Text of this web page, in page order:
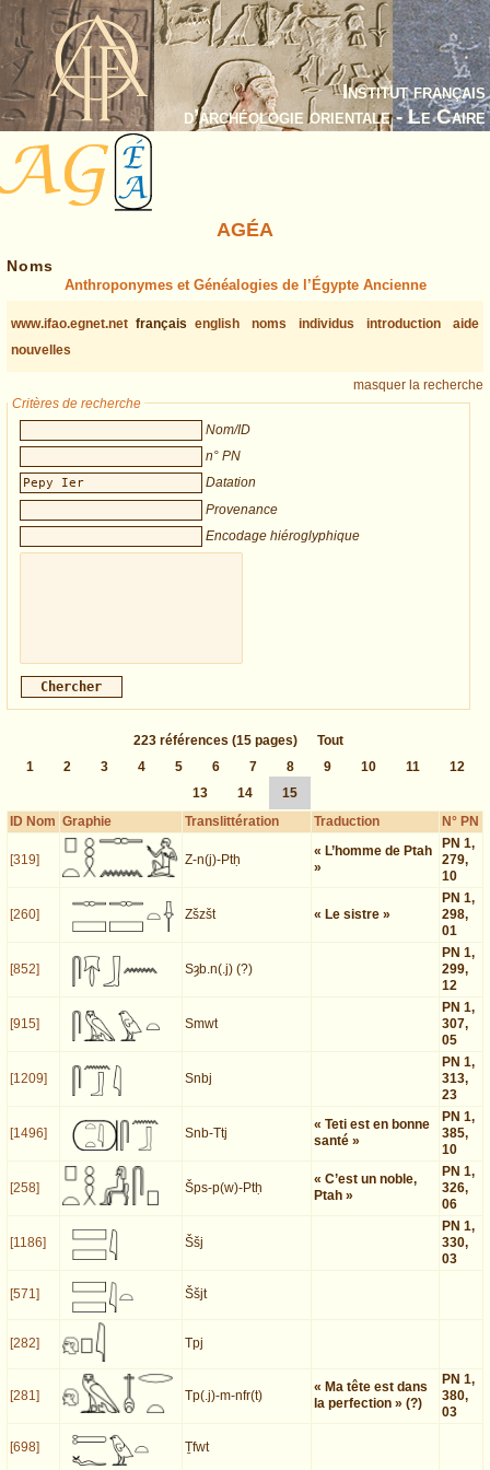
Institut français
d’archéologie orientale - Le Caire
AGÉA
Noms
Anthroponymes et Généalogies de l’Égypte Ancienne
www.ifao.egnet.net français english noms individus introduction
aide
nouvelles
masquer la recherche
Critères de recherche
Nom/ID
n° PN
Datation
Provenance
Encodage hiéroglyphique
223 références (15 pages)
Tout
1
2 3 4 5 6 7 8 9 10 11
12
13
14
15
ID Nom Graphie Translittération Traduction N° PN
[319] Z-n(j)-Ptḥ
« L’homme de Ptah
»
PN 1,
279,
10
[260] Zšzšt « Le sistre »
PN 1,
298,
01
[852] Sȝb.n(.j) (?)
PN 1,
299,
12
[915] Smwt
PN 1,
307,
05
[1209] Snbj
PN 1,
313,
23
[1496] Snb-Ttj
« Teti est en bonne
santé »
PN 1,
385,
10
[258] Šps-p(w)-Ptḥ
« C’est un noble,
Ptah »
PN 1,
326,
06
[1186] Ššj
PN 1,
330,
03
[571] Ššjt
[282] Tpj
[281] Tp(.j)-m-nfr(t)
« Ma tête est dans
la perfection » (?)
PN 1,
380,
03
[698] Ṯfwt